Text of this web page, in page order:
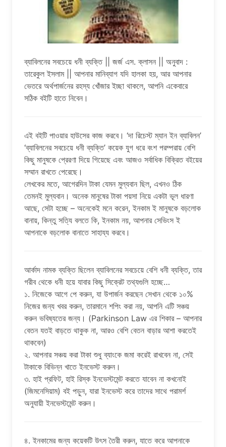
ব্যাবিলনের সবচেয়ে ধনী ব্যক্তি || জর্জ এস. ক্লাসন || অনুবাদ :
তারেকুল ইসলাম || আপনার মানিব্যাগ যদি হালকা হয়, আর আপনার
ভেতরে অর্থপার্জনের রহস্য খোঁজার ইচ্ছা থাকলে, আপনি একেবারে
সঠিক বইটি হাতে নিবেন।
এই বইটি পাওয়ার হাউসের কাজ করবে। ‘দা রিচেস্ট ম্যান ইন ব্যাবিলন’
‘ব্যাবিলনের সবচেয়ে ধনী ব্যক্তি’ কয়েক যুগ ধরে বংশ পরম্পরায় বেশি
কিছু মানুষকে প্রেরণা দিয়ে গিয়েছে এবং আজও সর্বাধিক বিক্রিত বইয়ের
সম্মান রাখতে পেরেছে।
লেখকের মতে, আগেরদিন টাকা যেমন মুল্যবান ছিল, এখনও ঠিক
তেমনই মুল্যবান। অনেক মানুষের টাকা পয়সা নিয়ে একটা ভূল ধারণা
আছে, সেটা হচ্ছে – অনেকেই মনে করেন, ইনকাম ই মানুষকে বড়লোক
বানায়, কিন্তু সত্যি বলতে কি, ইনকাম নয়, আপনার সেভিংস ই
আপনাকে বড়লোক বানাতে সাহায্য করবে।
আর্কাদ নামক ব্যক্তি ছিলেন ব্যাবিলনের সবচেয়ে বেশি ধনী ব্যক্তি, তার
গরীব থেকে ধনী হয়ে যাবার কিছু সিক্রেট তথ্যগুলি হচ্ছে…
১. নিজেকে আগে পে করুন, যা উপার্জন করছেন সেখান থেকে ১০%
নিজের জন্য খবর করুন, তারমানে শপিং করা নয়, আপনি এটি সঞ্চয়
করুন ভবিষ্যতের জন্য। (Parkinson Law এর শিকার – আপনার
বেতন যতই বাড়তে থাকুক না, আরও বেশি বেতন বাড়ার আশা করতেই
থাকবেন)
২. আপনার সঞ্চয় করা টাকা শুধু ব্যাংকে জমা করেই রাখবেন না, সেই
টাকাকে বিভিন্ন খাতে ইনভেস্ট করুন।
৩. হাই প্রফিট, হাই রিস্ক ইনভেস্টমেন্ট করতে যাবেন না কখনোই
(জিমনেসিয়াম) বই পড়ুন, যারা ইনভেস্ট করে তাদের সাথে পরামর্শ
অনুযায়ী ইনভেস্টমেন্ট করুন।
৪. ইনকামের জন্য কয়েকটি উৎস তৈরী করুন, যাতে করে আপনাকে